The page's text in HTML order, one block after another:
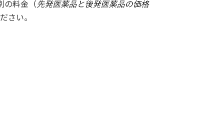
の料金（先発医薬品と後発医薬品の価格
さい。